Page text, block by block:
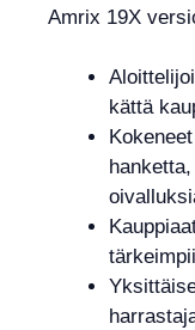
Amrix 19X
kättä